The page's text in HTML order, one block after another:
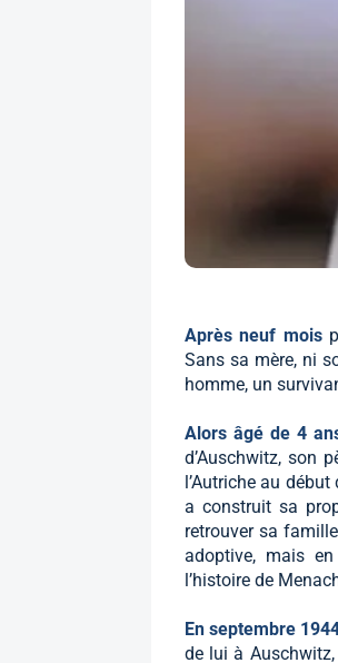
Après neuf mois
Sans sa mère, ni
homme, un
Alors âgé de 4
d’Auschwitz, son
l’Autriche au
a construit sa
retrouver sa
adoptive, mais
l’histoire de
En septembre
de lui à